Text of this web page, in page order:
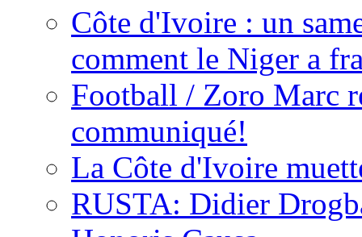
Côte d'Ivoire : un
comment le Niger a
Football / Zoro Marc
communiqué!
La Côte d'Ivoire
RUSTA: Didier